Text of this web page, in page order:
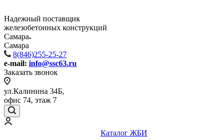
Надежный поставщик
железобетонных конструкций
Самара
Самара
8(846)255-25-27
e-mail: info@ssc63.ru
Заказать звонок
ул.Калинина 34Б,
офис 74, этаж 7
Каталог ЖБИ